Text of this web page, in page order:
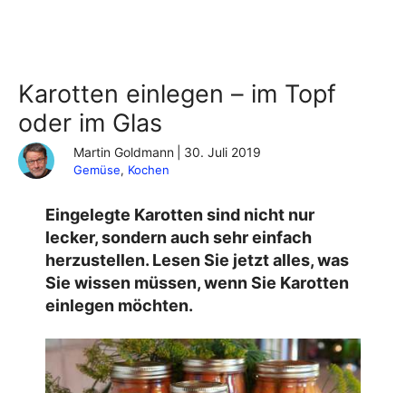
Karotten einlegen – im Topf
oder im Glas
Martin Goldmann 30. Juli 2019
Gemüse, Kochen
Eingelegte Karotten sind nicht nur
lecker, sondern auch sehr einfach
herzustellen. Lesen Sie jetzt alles, was
Sie wissen müssen, wenn Sie Karotten
einlegen möchten.